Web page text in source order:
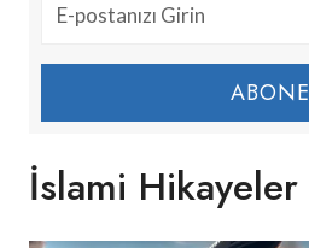
ABONE
İslami Hikayeler